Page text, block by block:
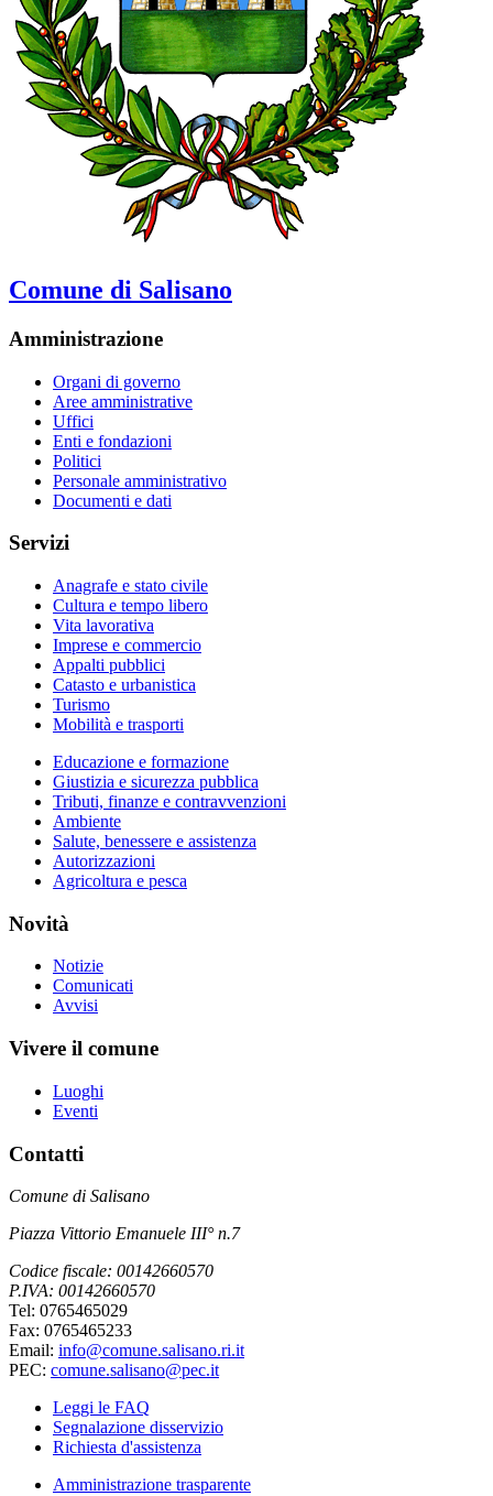
Comune di Salisano
Amministrazione
Organi di governo
Aree amministrative
Uffici
Enti e fondazioni
Politici
Personale amministrativo
Documenti e dati
Servizi
Anagrafe e stato civile
Cultura e tempo libero
Vita lavorativa
Imprese e commercio
Appalti pubblici
Catasto e urbanistica
Turismo
Mobilità e trasporti
Educazione e formazione
Giustizia e sicurezza pubblica
Tributi, finanze e contravvenzioni
Ambiente
Salute, benessere e assistenza
Autorizzazioni
Agricoltura e pesca
Novità
Notizie
Comunicati
Avvisi
Vivere il comune
Luoghi
Eventi
Contatti
Comune di Salisano
Piazza Vittorio Emanuele III° n.7
Codice fiscale: 00142660570
P.IVA: 00142660570
Tel: 0765465029
Fax: 0765465233
Email: info@comune.salisano.ri.it
PEC: comune.salisano@pec.it
Leggi le FAQ
Segnalazione disservizio
Richiesta d'assistenza
Amministrazione trasparente